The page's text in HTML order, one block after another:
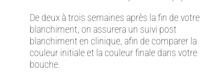
De deux à trois semaines après la fin de votre
blanchiment, on assurera un suivi post
blanchiment en clinique, afin de comparer la
couleur initiale et la couleur finale dans votre
bouche.